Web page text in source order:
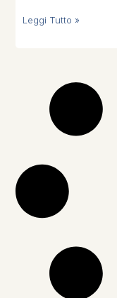
Leggi Tutto »